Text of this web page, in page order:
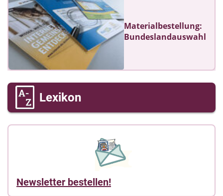
Materialbestellung:
Bundeslandauswahl
Lexikon
Newsletter bestellen!